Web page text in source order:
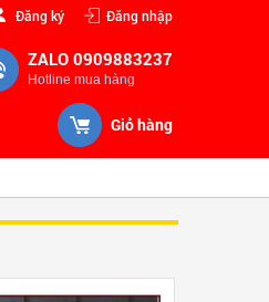
Đăng ký Đăng nhập
ZALO 0909883237
Hotline mua hàng
Giỏ hàng